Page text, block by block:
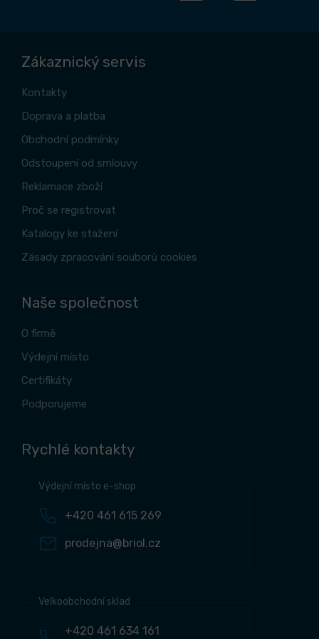
Zákaznický servis
Kontakty
Doprava a platba
Obchodní podmínky
Odstoupení od smlouvy
Reklamace zboží
Proč se registrovat
Katalogy ke stažení
Zásady zpracování souborů cookies
Naše společnost
O firmě
Výdejní místo
Certifikáty
Podporujeme
Rychlé kontakty
Výdejní místo e-shop
+420 461 615 269
prodejna@briol.cz
Velkoobchodní sklad
+420 461 634 161